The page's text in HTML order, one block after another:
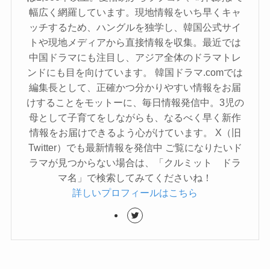
幅広く網羅しています。現地情報をいち早くキャ
ッチするため、ハングルを独学し、韓国公式サイ
トや現地メディアから直接情報を収集。最近では
中国ドラマにも注目し、アジア全体のドラマトレ
ンドにも目を向けています。 韓国ドラマ.comでは
編集長として、正確かつ分かりやすい情報をお届
けすることをモットーに、毎日情報発信中。3児の
母として子育てをしながらも、なるべく早く新作
情報をお届けできるよう心がけています。 X（旧
Twitter）でも最新情報を発信中 ご覧になりたいド
ラマが見つからない場合は、「クルミット ドラ
マ名」で検索してみてくださいね！
詳しいプロフィールはこちら